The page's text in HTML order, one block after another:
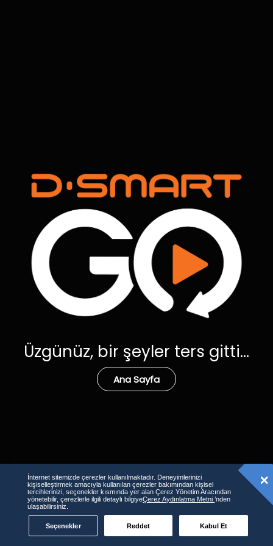
Üzgünüz, bir şeyler ters gitti...
Ana Sayfa
İnternet sitemizde çerezler kullanılmaktadır. Deneyimlerinizi
kişiselleştirmek amacıyla kullanılan çerezler bakımından kişisel
tercihlerinizi, seçenekler kısmında yer alan Çerez Yönetim Aracından
yönetebilir, çerezlerle ilgili detaylı bilgiyeÇerez Aydınlatma Metni’nden
ulaşabilirsiniz.
Seçenekler Reddet Kabul Et